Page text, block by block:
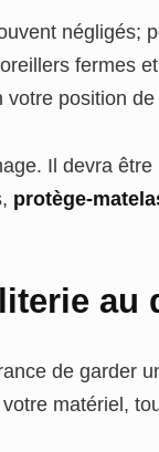
négligés;
fermes
position
Il devra être
protège-
au
de garder
matériel,